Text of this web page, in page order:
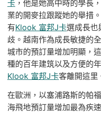
卡 ，他是她高中時的學長
業的開麥拉跟蹤她的舉措
有Klook 富邦J卡選成長也
歧。越南作為成長敏捷的
城市的預訂量增加明顯，
種的百年建筑以及方便的
Klook 富邦J卡客離開這里
在歐洲，以塞浦路斯的帕
海飛地預訂量增加最為疾